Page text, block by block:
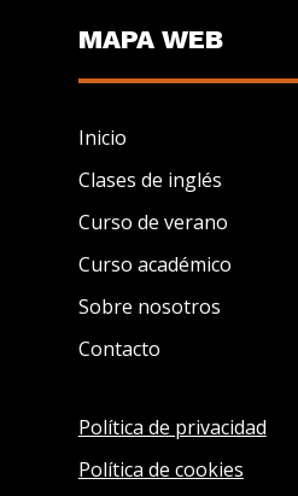
MAPA WEB
Inicio
Clases de inglés
Curso de verano
Curso académico
Sobre nosotros
Contacto
Política de privacidad
Política de cookies